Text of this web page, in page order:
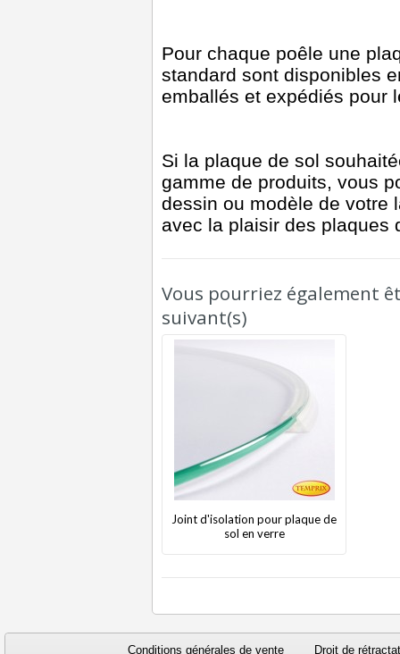
Pour chaque poêle une
standard sont disponibles
emballés et expédiés pour
Si la plaque de sol
gamme de produits, vous
dessin ou modèle de votre
avec la plaisir des plaques
Vous pourriez également
suivant(s)
Joint d'isolation pour plaque de
sol en verre
Conditions générales de vente Droit de